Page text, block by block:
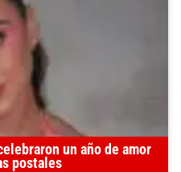
un año de amor
postales